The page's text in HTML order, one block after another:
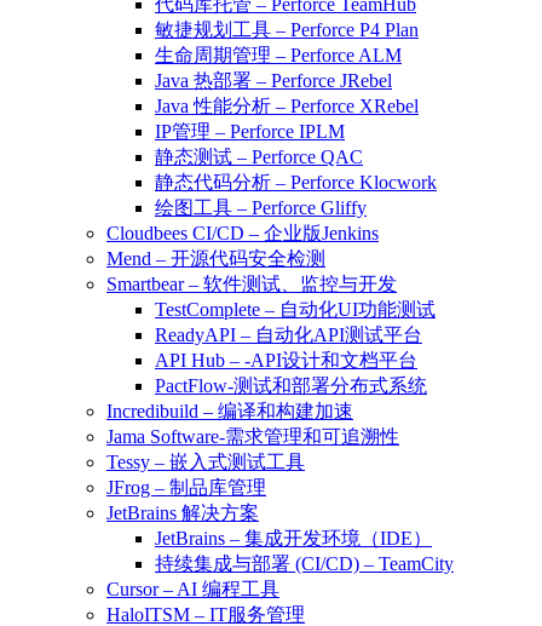
代码库托管 – Perforce TeamHub
敏捷规划工具 – Perforce P4 Plan
生命周期管理 – Perforce ALM
Java 热部署 – Perforce JRebel
Java 性能分析 – Perforce XRebel
IP管理 – Perforce IPLM
静态测试 – Perforce QAC
静态代码分析 – Perforce Klocwork
绘图工具 – Perforce Gliffy
Cloudbees CI/CD – 企业版Jenkins
Mend – 开源代码安全检测
Smartbear – 软件测试、监控与开发
TestComplete – 自动化UI功能测试
ReadyAPI – 自动化API测试平台
API Hub – -API设计和文档平台
PactFlow-测试和部署分布式系统
Incredibuild – 编译和构建加速
Jama Software-需求管理和可追溯性
Tessy – 嵌入式测试工具
JFrog – 制品库管理
JetBrains 解决方案
JetBrains – 集成开发环境（IDE）
持续集成与部署 (CI/CD) – TeamCity
Cursor – AI 编程工具
HaloITSM – IT服务管理